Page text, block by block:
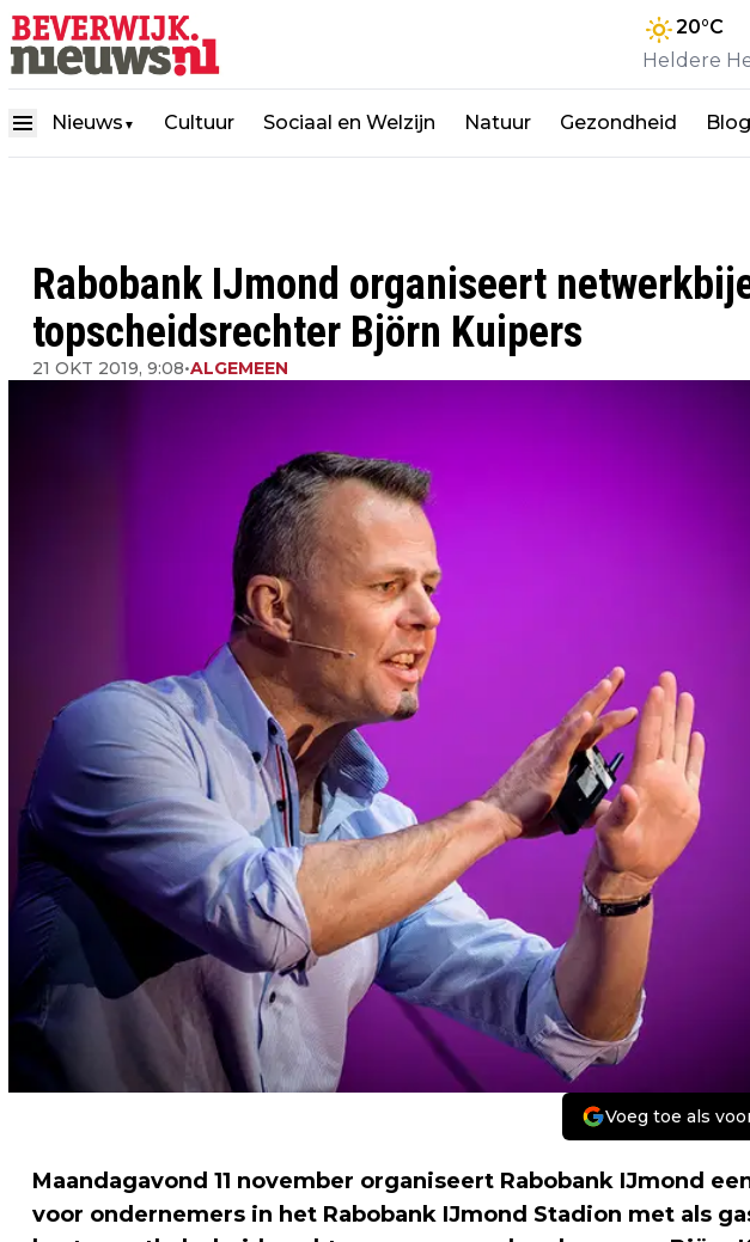
20°C
Heldere
Nieuws ▼ Cultuur Sociaal en Welzijn Natuur Gezondheid
Rabobank IJmond organiseert
topscheidsrechter Björn Kuipers
21 OKT 2019, 9:08•ALGEMEEN
Voeg toe als
Maandagavond 11 november organiseert Rabobank IJmond
voor ondernemers in het Rabobank IJmond Stadion met als